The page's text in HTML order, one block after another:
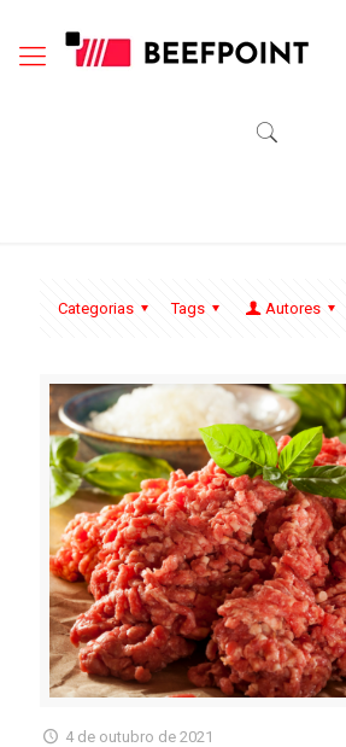
Categorias Tags Autores
4 de outubro de 2021